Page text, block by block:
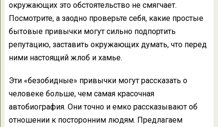
окружающих это обстоятельство не смягчает.
Посмотрите, а заодно проверьте себя, какие простые
бытовые привычки могут сильно подпортить
репутацию, заставить окружающих думать, что перед
ними настоящий жлоб и хамье.
Эти «безобидные» привычки могут рассказать о
человеке больше, чем самая красочная
автобиография. Они точно и емко рассказывают об
отношении к посторонним людям. Предлагаем